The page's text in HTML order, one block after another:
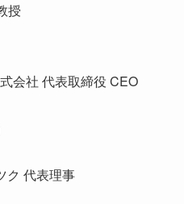
授
会社 代表取締役 CEO
ク 代表理事